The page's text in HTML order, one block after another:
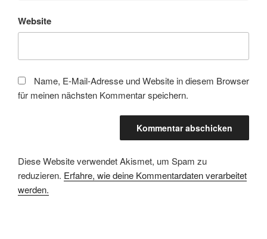
Website
Name, E-Mail-Adresse und Website in diesem Browser
für meinen nächsten Kommentar speichern.
Diese Website verwendet Akismet, um Spam zu
reduzieren. Erfahre, wie deine Kommentardaten verarbeitet
werden.